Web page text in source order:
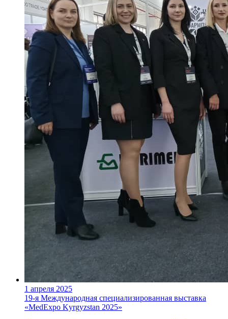
1 апреля 2025
19-я Международная специализированная выставка
«MedExpo Kyrgyzstan 2025»